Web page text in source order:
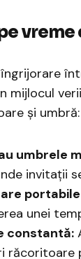
mijlocul
și umbră:
umbrele
invitații
unei
constantă:
răcoritoare